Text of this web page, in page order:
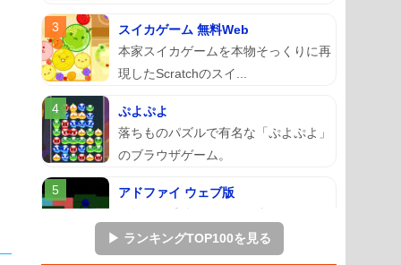
スイカゲーム 無料Web
本家スイカゲームを本物そっくりに再
現したScratchのスイ...
ぷよぷよ
落ちものパズルで有名な「ぷよぷよ」
のブラウザゲーム。
アドファイ ウェブ版
ックして進ませる音楽ゲーム...
▶ ランキングTOP100を見る